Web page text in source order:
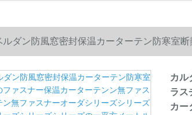
ルダン防風窓密封保温カーターテン防寒室
ン無ファスナーオーダシリーズシリーズ
ーン
カル
ラス
カー